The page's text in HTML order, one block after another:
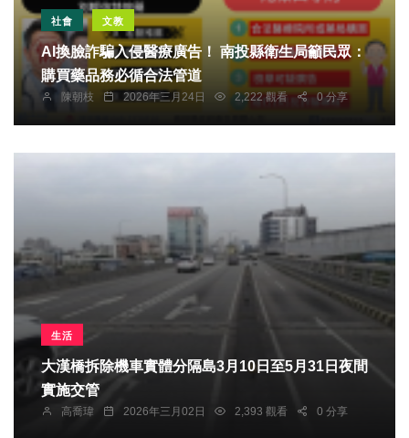
社會 文教
AI換臉詐騙入侵醫療廣告！ 南投縣衛生局籲民眾：
購買藥品務必循合法管道
陳朝枝 2026年三月24日 2,222 觀看 0 分享
生活
大漢橋拆除機車實體分隔島3月10日至5月31日夜間
實施交管
高喬瑋 2026年三月02日 2,393 觀看 0 分享